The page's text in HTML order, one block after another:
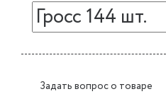
Задать вопрос о товаре